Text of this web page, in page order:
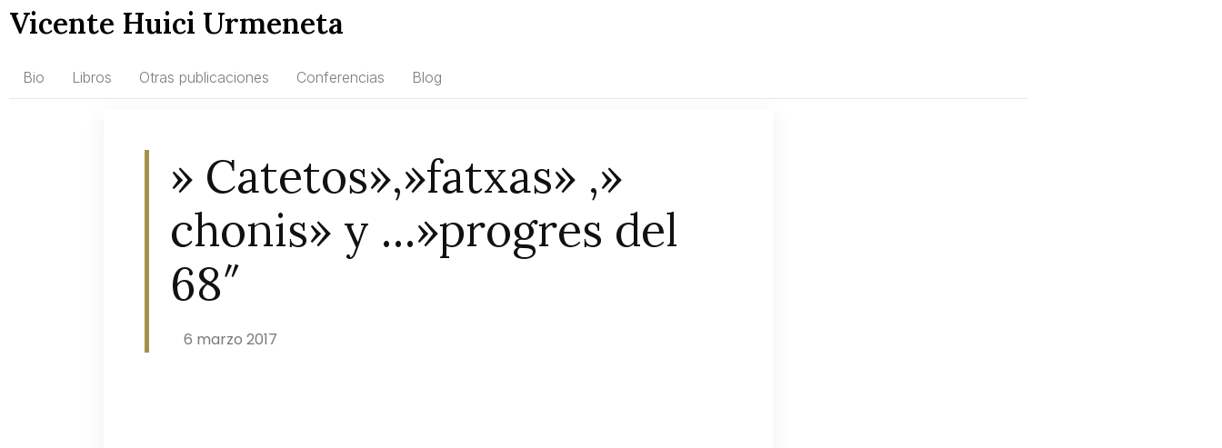
Vicente Huici Urmeneta
Bio Libros Otras publicaciones Conferencias Blog
» Catetos»,»fatxas» ,»
chonis» y …»progres del
68″
6 marzo 2017